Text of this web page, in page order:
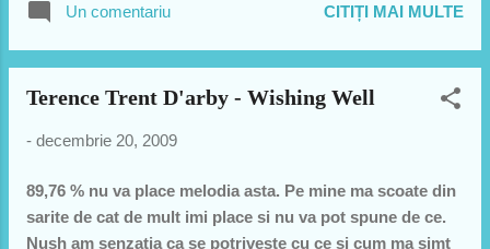
10 perechi de schiuri si 3 saniute. A fost
superb. Mai intai am fost la Bacau si mi-
apoi direct pe deal la schi. Vin fiert si
indeaproape urmarit de Stelu. Stelu este
Un comentariu CITIȚI MAI MULTE
Terence Trent D'arby - Wishing Well
- decembrie 20, 2009
89,76 % nu va place melodia asta. Pe mine ma scoate din
sarite de cat de mult imi place si nu va pot spune de ce.
Nush am senzatia ca se potriveste cu ce si cum ma simt